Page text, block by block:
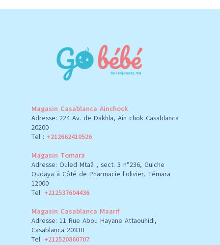
Magasin Casablanca Ainchock
Adresse: 224 Av. de Dakhla, Ain chok Casablanca
20200
Tel : +212662410526
Magasin Temara
Adresse: Ouled Mtaâ , sect. 3 n°236, Guiche
Oudaya à Côté de Pharmacie l'olivier, Témara
12000
Tel: +212537604436
Magasin Casablanca Maarif
Adresse: 11 Rue Abou Hayane Attaouhidi,
Casablanca 20330
Tel: +212520860707